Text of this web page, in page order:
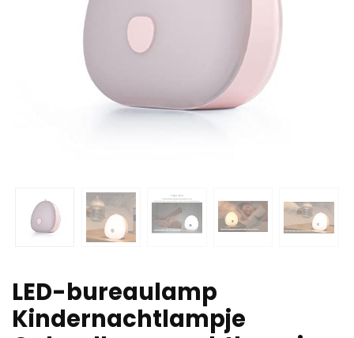
LED-bureaulamp
Kindernachtlampje